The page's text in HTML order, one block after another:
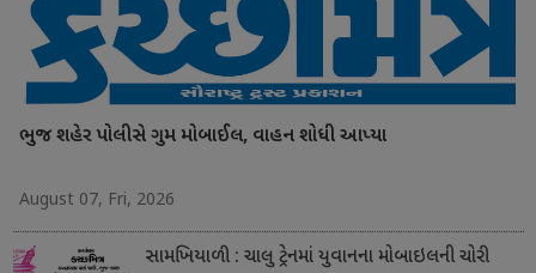
ભુજ શહેર પોલીસે ગુમ મોબાઈલ, વાહન શોધી આપ્યા
August 07, Fri, 2026
સામખિયાળી : ચાલુ ટ્રેનમાં યુવાનના મોબાઇલની ચોરી